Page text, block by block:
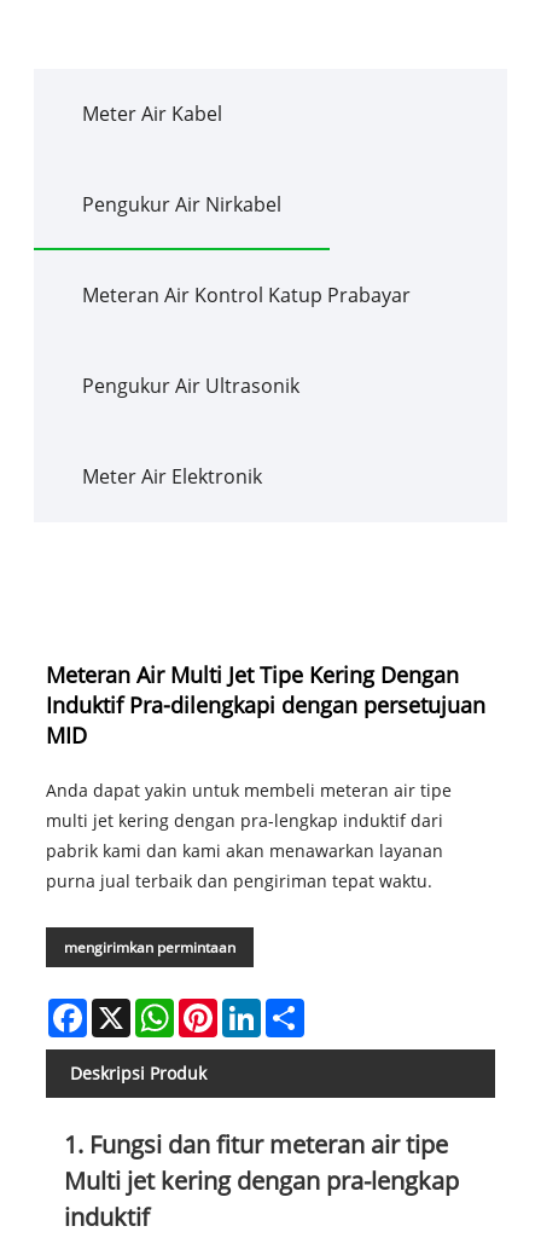
Meter Air Kabel
Pengukur Air Nirkabel
Meteran Air Kontrol Katup Prabayar
Pengukur Air Ultrasonik
Meter Air Elektronik
Meteran Air Multi Jet Tipe Kering Dengan
Induktif Pra-dilengkapi dengan persetujuan
MID
Anda dapat yakin untuk membeli meteran air tipe
multi jet kering dengan pra-lengkap induktif dari
pabrik kami dan kami akan menawarkan layanan
purna jual terbaik dan pengiriman tepat waktu.
mengirimkan permintaan
Facebook
X WhatsAppPinterestLinkedInShare
Deskripsi Produk
1. Fungsi dan fitur meteran air tipe
Multi jet kering dengan pra-lengkap
induktif